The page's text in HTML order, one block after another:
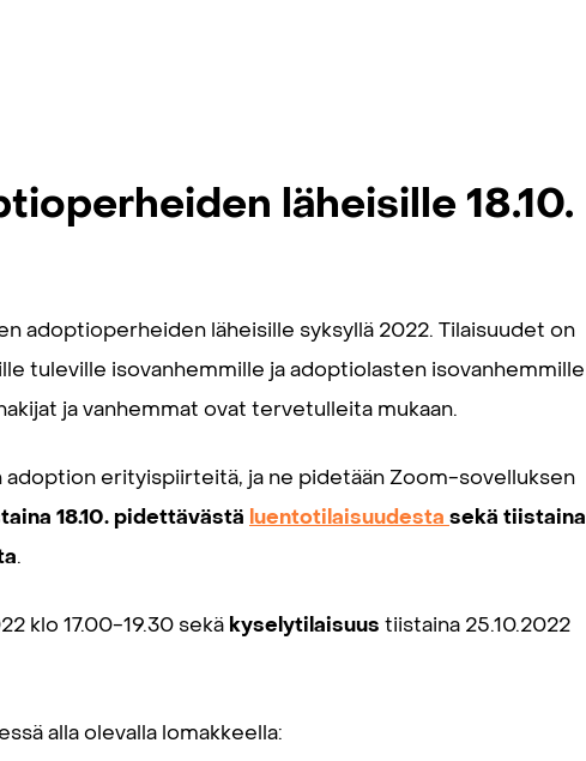
läheisille 18.10.
adoptioperheiden läheisille syksyllä 2022. Tilaisuudet on
tuleville isovanhemmille ja adoptiolasten isovanhemmille
ja vanhemmat ovat tervetulleita mukaan.
adoption erityispiirteitä, ja ne pidetään Zoom-sovelluksen
18.10. pidettävästä luentotilaisuudesta sekä tiistaina
.
klo 17.00-19.30 sekä kyselytilaisuus tiistaina 25.10.2022
alla olevalla lomakkeella: